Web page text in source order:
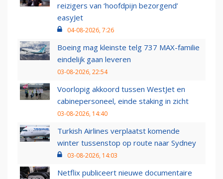
reizigers van ‘hoofdpijn bezorgend’
easyJet
04-08-2026, 7:26
Boeing mag kleinste telg 737 MAX-familie
eindelijk gaan leveren
03-08-2026, 22:54
Voorlopig akkoord tussen WestJet en
cabinepersoneel, einde staking in zicht
03-08-2026, 14:40
Turkish Airlines verplaatst komende
winter tussenstop op route naar Sydney
03-08-2026, 14:03
Netflix publiceert nieuwe documentaire